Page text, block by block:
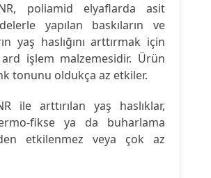
poliamid elyaflarda asit
yapılan baskıların ve
yaş haslığını arttırmak için
ard işlem malzemesidir. Ürün
tonunu oldukça az etkiler.
ile arttırılan yaş haslıklar,
fikse ya da buharlama
etkilenmez veya çok az